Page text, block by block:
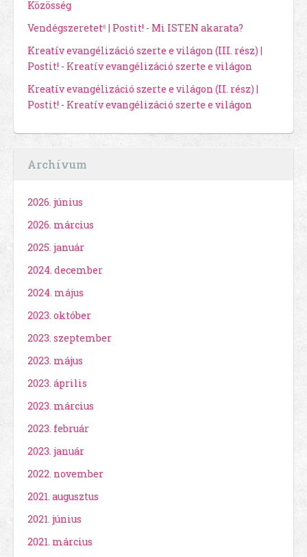
Közösség
Vendégszeretet⁶ | Postit! - Mi ISTEN akarata?
Kreatív evangélizáció szerte e világon (III. rész) |
Postit! - Kreatív evangélizáció szerte e világon
Kreatív evangélizáció szerte e világon (II. rész) |
Postit! - Kreatív evangélizáció szerte e világon
Archívum
2026. június
2026. március
2025. január
2024. december
2024. május
2023. október
2023. szeptember
2023. május
2023. április
2023. március
2023. február
2023. január
2022. november
2021. augusztus
2021. június
2021. március